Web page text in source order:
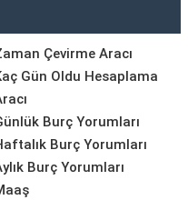
Çevirme Aracı
Gün Oldu Hesaplama
Burç Yorumları
Burç Yorumları
Burç Yorumları